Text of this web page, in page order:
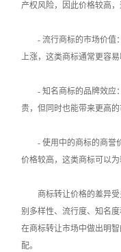
产权风险，因此价格较高
- 流行商标的市场价值
上涨，这类商标通常更容易
- 知名商标的品牌效应
贵，但同时也能带来更高
- 使用中的商标的商誉
价格较高，这类商标可以
商标转让价格的差异
别多样性、流行度、知名
在商标转让市场中做出明
配。